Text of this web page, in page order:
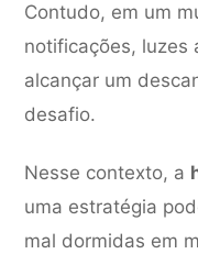
Contudo, em um
notificações, luzes
alcançar um
desafio.
Nesse contexto, a
uma estratégia
mal dormidas em